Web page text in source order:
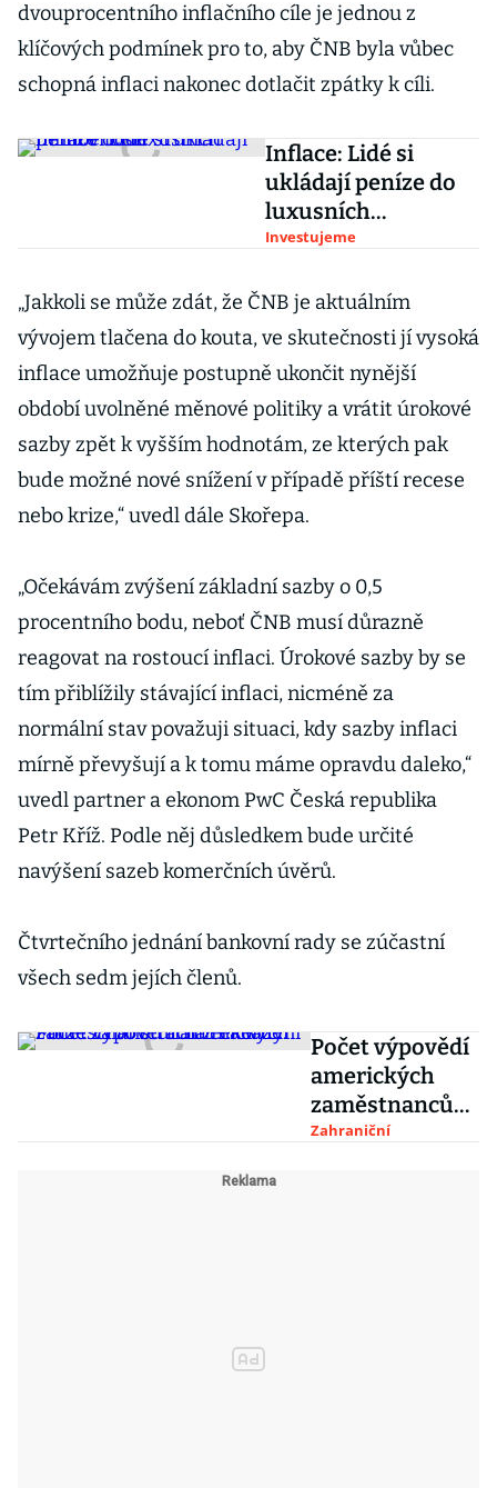
dvouprocentního inflačního cíle je jednou z
klíčových podmínek pro to, aby ČNB byla vůbec
schopná inflaci nakonec dotlačit zpátky k cíli.
Inflace: Lidé si
ukládají peníze do
luxusních
nemovitostí
Investujeme
„Jakkoli se může zdát, že ČNB je aktuálním
vývojem tlačena do kouta, ve skutečnosti jí vysoká
inflace umožňuje postupně ukončit nynější
období uvolněné měnové politiky a vrátit úrokové
sazby zpět k vyšším hodnotám, ze kterých pak
bude možné nové snížení v případě příští recese
nebo krize,“ uvedl dále Skořepa.
„Očekávám zvýšení základní sazby o 0,5
procentního bodu, neboť ČNB musí důrazně
reagovat na rostoucí inflaci. Úrokové sazby by se
tím přiblížily stávající inflaci, nicméně za
normální stav považuji situaci, kdy sazby inflaci
mírně převyšují a k tomu máme opravdu daleko,“
uvedl partner a ekonom PwC Česká republika
Petr Kříž. Podle něj důsledkem bude určité
navýšení sazeb komerčních úvěrů.
Čtvrtečního jednání bankovní rady se zúčastní
všech sedm jejích členů.
Počet výpovědí
amerických
zaměstnanců
trhá rekordy.
Zahraniční